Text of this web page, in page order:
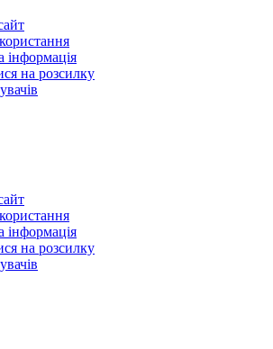
інформація
на розсилку
інформація
на розсилку